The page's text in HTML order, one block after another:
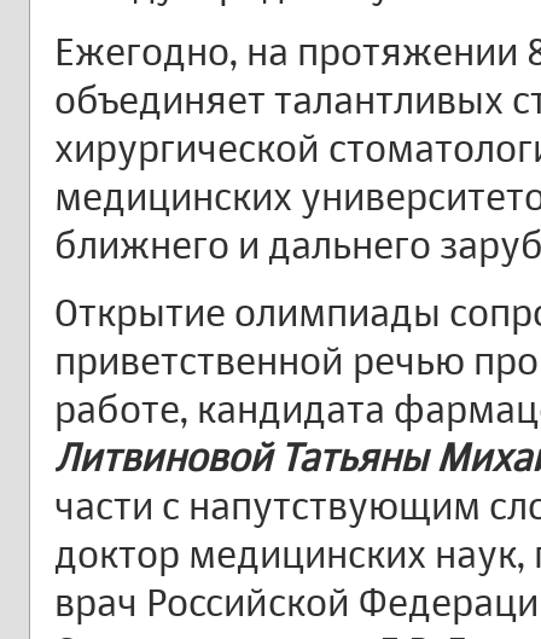
Ежегодно, на протяжении
объединяет талантливых
хирургической
медицинских
ближнего и дальнего
Открытие олимпиады
приветственной речью
работе, кандидата
Литвиновой Татьяны
части с напутствующим
доктор медицинских
врач Российской